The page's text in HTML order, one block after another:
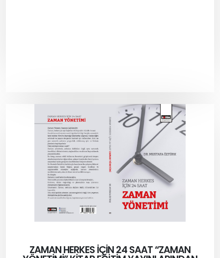
ZAMAN HERKES İÇİN 24 SAAT “ZAMAN